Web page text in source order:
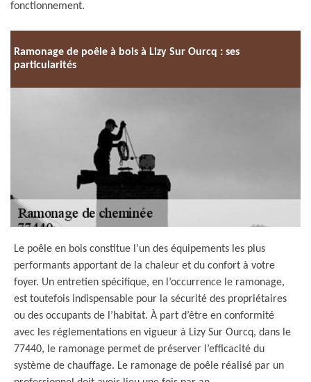
fonctionnement.
Ramonage de poêle à bois à Lizy Sur Ourcq : ses
particularités
Le poêle en bois constitue l’un des équipements les plus
performants apportant de la chaleur et du confort à votre
foyer. Un entretien spécifique, en l’occurrence le ramonage,
est toutefois indispensable pour la sécurité des propriétaires
ou des occupants de l’habitat. À part d’être en conformité
avec les réglementations en vigueur à Lizy Sur Ourcq, dans le
77440, le ramonage permet de préserver l’efficacité du
système de chauffage. Le ramonage de poêle réalisé par un